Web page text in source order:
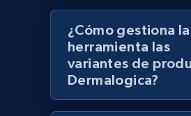
Lazada - Products - Discover
seller URL
URL, Title, Rating, Reviews,
price, Currency, Stock, and
991+ 165+
¿Cómo gestiona la
herramienta las
variantes de
Dermalogica?